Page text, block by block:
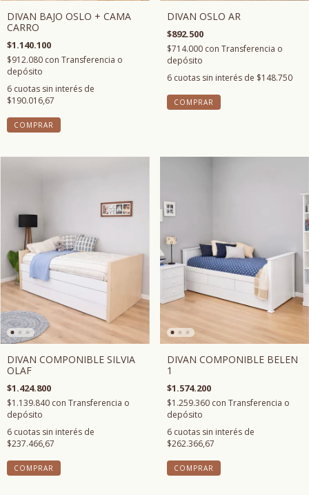
DIVAN BAJO OSLO + CAMA
CARRO
$1.140.100
$912.080 con Transferencia o
depósito
6 cuotas sin interés de
$190.016,67
COMPRAR
DIVAN OSLO AR
$892.500
$714.000 con Transferencia o
depósito
6 cuotas sin interés de $148.750
COMPRAR
DIVAN COMPONIBLE SILVIA
OLAF
$1.424.800
$1.139.840 con Transferencia o
depósito
6 cuotas sin interés de
$237.466,67
COMPRAR
DIVAN COMPONIBLE BELEN
1
$1.574.200
$1.259.360 con Transferencia o
depósito
6 cuotas sin interés de
$262.366,67
COMPRAR